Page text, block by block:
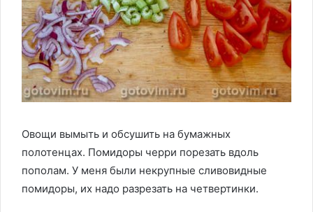
Овощи вымыть и обсушить на бумажных
полотенцах. Помидоры черри порезать вдоль
пополам. У меня были некрупные сливовидные
помидоры, их надо разрезать на четвертинки.